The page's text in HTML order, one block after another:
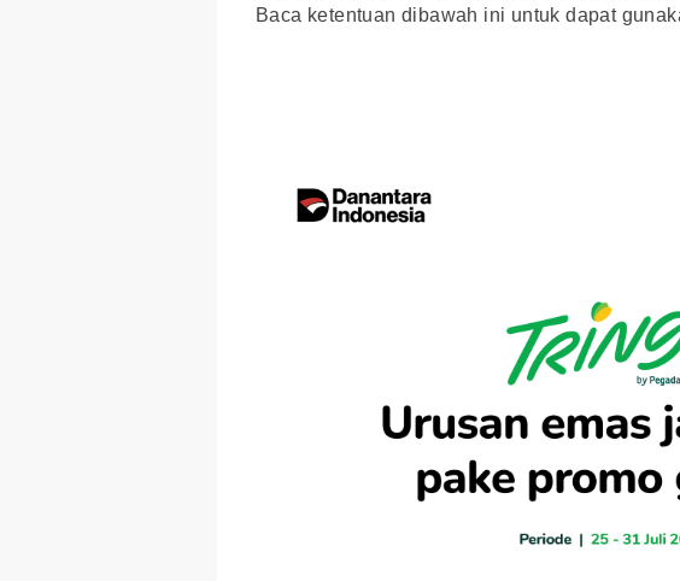
Baca ketentuan dibawah ini untuk dapat